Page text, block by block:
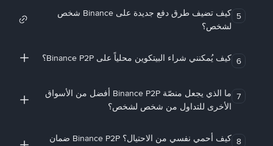
5
كيف تضيف طرق دفع جديدة على Binance شخص
لشخص؟
6 كيف يُمكنني شراء البيتكوين محلياً على Binance P2P؟
7
ما الذي يجعل منصّة Binance P2P أفضل من الأسواق
الأخرى للتداول من شخص لشخص؟
8
كيف أحمي نفسي من الاحتيال؟ Binance P2P ضمان